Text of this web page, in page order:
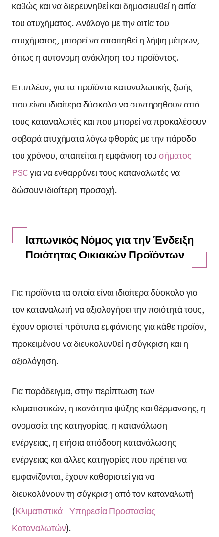
καθώς και να διερευνηθεί και δημοσιευθεί η αιτία
του ατυχήματος. Ανάλογα με την αιτία του
ατυχήματος, μπορεί να απαιτηθεί η λήψη μέτρων,
όπως η αυτονομη ανάκληση του προϊόντος.
Επιπλέον, για τα προϊόντα καταναλωτικής ζωής
που είναι ιδιαίτερα δύσκολο να συντηρηθούν από
τους καταναλωτές και που μπορεί να προκαλέσουν
σοβαρά ατυχήματα λόγω φθοράς με την πάροδο
του χρόνου, απαιτείται η εμφάνιση τουσήματος
PSCγια να ενθαρρύνει τους καταναλωτές να
δώσουν ιδιαίτερη προσοχή.
Ιαπωνικός Νόμος για την Ένδειξη
Ποιότητας Οικιακών Προϊόντων
Για προϊόντα τα οποία είναι ιδιαίτερα δύσκολο για
τον καταναλωτή να αξιολογήσει την ποιότητά τους,
έχουν οριστεί πρότυπα εμφάνισης για κάθε προϊόν,
προκειμένου να διευκολυνθεί η σύγκριση και η
αξιολόγηση.
Για παράδειγμα, στην περίπτωση των
κλιματιστικών, η ικανότητα ψύξης και θέρμανσης, η
ονομασία της κατηγορίας, η κατανάλωση
ενέργειας, η ετήσια απόδοση κατανάλωσης
ενέργειας και άλλες κατηγορίες που πρέπει να
εμφανίζονται, έχουν καθοριστεί για να
διευκολύνουν τη σύγκριση από τον καταναλωτή
(Κλιματιστικά | Υπηρεσία Προστασίας
Καταναλωτών).